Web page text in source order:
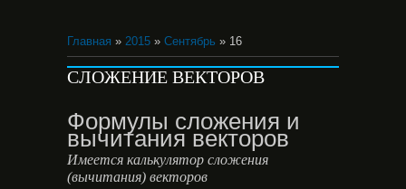
Главная » 2015 » Сентябрь » 16
СЛОЖЕНИЕ ВЕКТОРОВ
Формулы сложения и
вычитания векторов
Имеется калькулятор сложения
(вычитания) векторов